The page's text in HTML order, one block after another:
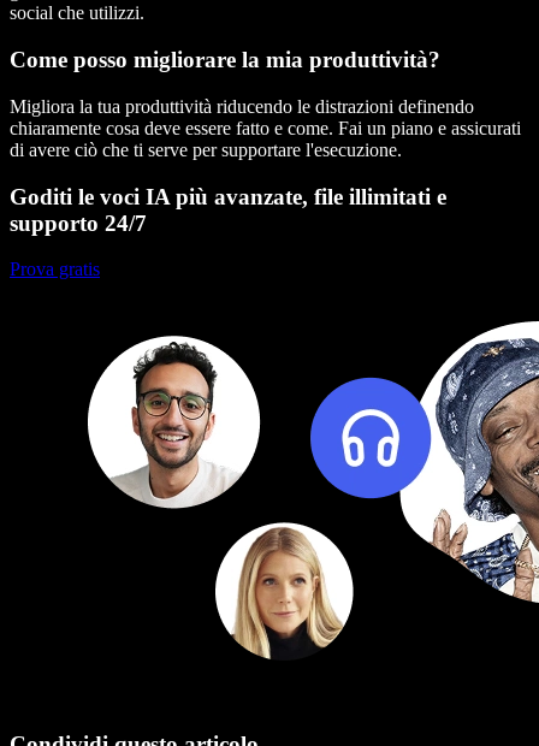
social che utilizzi.
Come posso migliorare la mia produttività?
Migliora la tua produttività riducendo le distrazioni definendo
chiaramente cosa deve essere fatto e come. Fai un piano e assicurati
di avere ciò che ti serve per supportare l'esecuzione.
Goditi le voci IA più avanzate, file illimitati e
supporto 24/7
Prova gratis